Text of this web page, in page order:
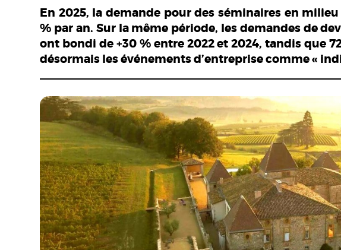
En 2025, la demande pour des séminaires en
% par an. Sur la même période, les demandes de
ont bondi de +30 % entre 2022 et 2024, tandis que
désormais les événements d’entreprise comme «